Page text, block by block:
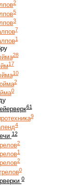
2
5
3
7
1
28
17
10
2
0
61
9
4
12
2
1
2
0
0